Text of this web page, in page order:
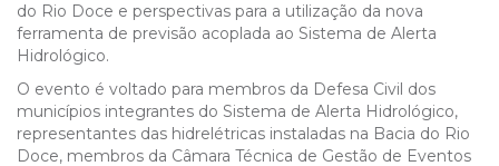
do Rio Doce e perspectivas para a utilização da nova
ferramenta de previsão acoplada ao Sistema de Alerta
Hidrológico.
O evento é voltado para membros da Defesa Civil dos
municípios integrantes do Sistema de Alerta Hidrológico,
representantes das hidrelétricas instaladas na Bacia do Rio
Doce, membros da Câmara Técnica de Gestão de Eventos